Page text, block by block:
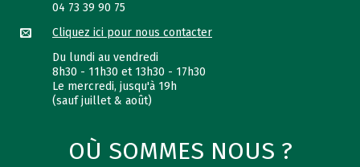
04 73 39 90 75
Cliquez ici pour nous contacter
Du lundi au vendredi
8h30 - 11h30 et 13h30 - 17h30
Le mercredi, jusqu'à 19h
(sauf juillet & août)
OÙ SOMMES NOUS ?